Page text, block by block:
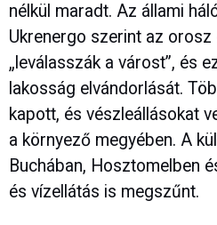
nélkül maradt. Az állami
Ukrenergo szerint az orosz
„leválasszák a várost”, és
lakosság elvándorlását.
kapott, és vészleállásokat
a környező megyében. A
Buchában, Hosztomelben
és vízellátás is megszűnt.